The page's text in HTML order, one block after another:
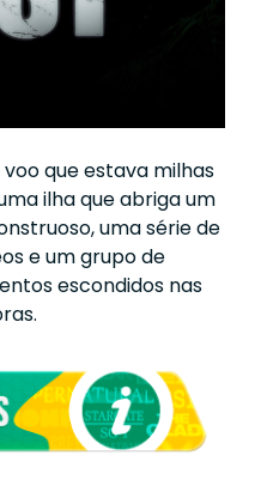
que estava milhas
ilha que abriga um
uma série de
e um grupo de
escondidos nas